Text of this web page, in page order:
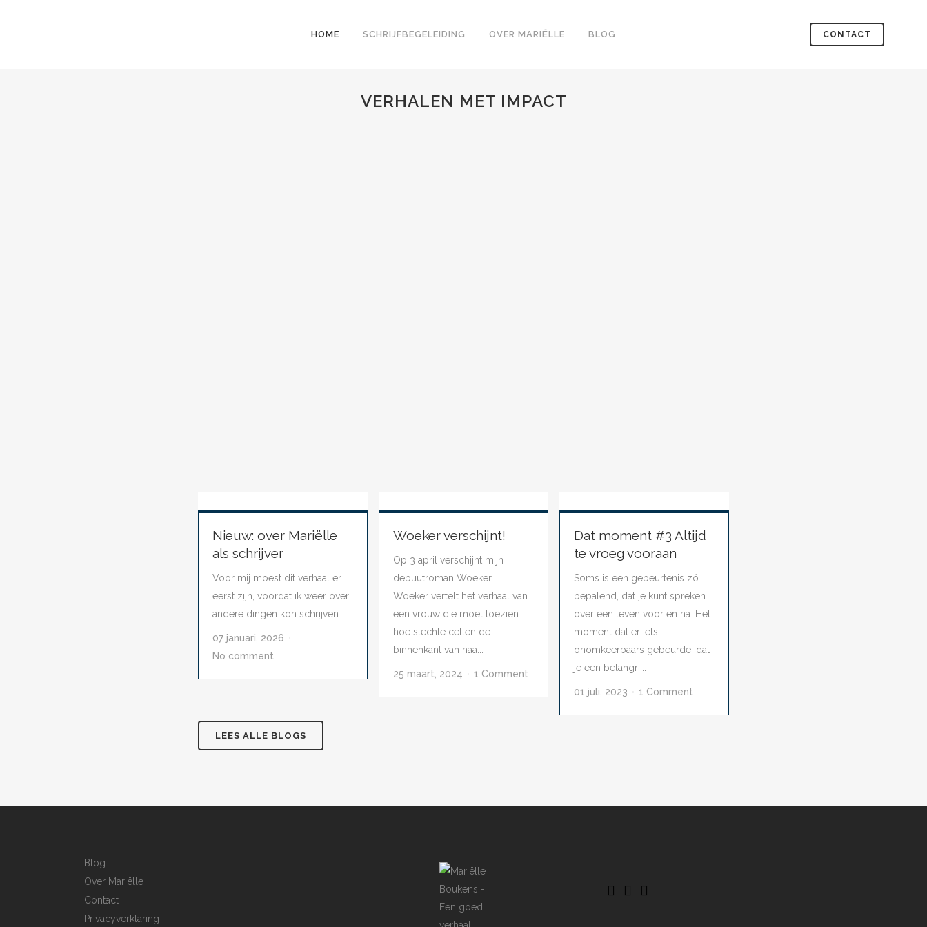
CONTACT
HOME SCHRIJFBEGELEIDING OVER MARIËLLE BLOG
VERHALEN MET IMPACT
Nieuw: over Mariëlle
als schrijver
Voor mij moest dit verhaal er
eerst zijn, voordat ik weer over
andere dingen kon schrijven....
07 januari, 2026
No comment
Woeker verschijnt!
Op 3 april verschijnt mijn
debuutroman Woeker.
Woeker vertelt het verhaal van
een vrouw die moet toezien
hoe slechte cellen de
binnenkant van haa...
25 maart, 2024 1 Comment
Dat moment #3 Altijd
te vroeg vooraan
Soms is een gebeurtenis zó
bepalend, dat je kunt spreken
over een leven voor en na. Het
moment dat er iets
onomkeerbaars gebeurde, dat
je een belangri...
01 juli, 2023 1 Comment
LEES ALLE BLOGS
Blog
Over Mariëlle
Contact
Privacyverklaring